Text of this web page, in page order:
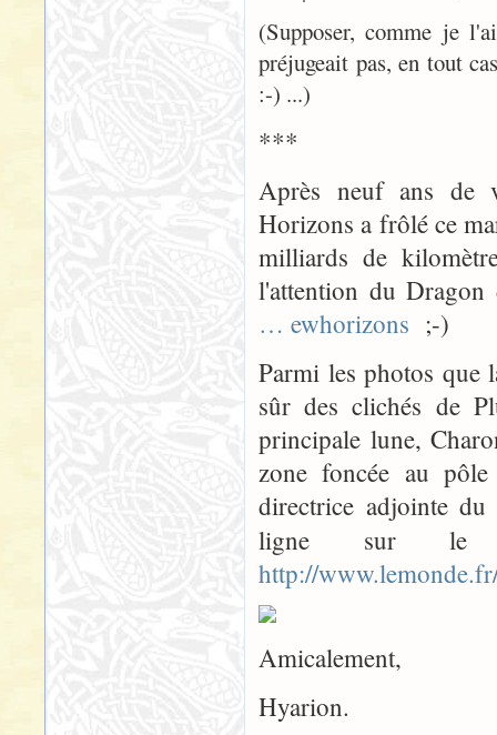
(Supposer, comme je
préjugeait pas, en tout
:-) ...)
***
Après neuf ans de
Horizons a frôlé ce
milliards de
l'attention du
… ewhorizons ;-)
Parmi les photos que
sûr des clichés de
principale lune,
zone foncée au
directrice adjointe
ligne sur
http://
Amicalement,
Hyarion.